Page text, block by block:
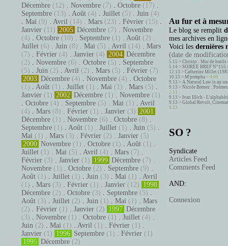
Décembre (12) . Novembre (7) . Octobre (17) .
Septembre (13) . Août (4) . Juillet (5) . Juin (4)
. Mai (9) . Avril (14) . Mars (23) . Février (15) .
Janvier (11) 2005 Décembre (7) . Novembre
(4) . Octobre (10) . Septembre (1) . Août (2) .
Juillet (6) . Juin (8) . Mai (5) . Avril (14) . Mars
(7) . Février (4) . Janvier (4) 2004 Décembre
(2) . Novembre (6) . Octobre (5) . Septembre
(5) . Juin (2) . Avril (2) . Mars (5) . Février (7)
2003 Décembre (4) . Novembre (4) . Octobre
(1) . Août (1) . Juillet (1) . Mai (1) . Mars (5) .
Janvier (1) 2002 Décembre (1) . Novembre (1)
. Octobre (4) . Septembre (5) . Mai (1) . Avril
(4) . Mars (8) . Février (1) . Janvier (3) 2001
Décembre (1) . Novembre (6) . Octobre (8) .
Septembre (1) . Août (1) . Juillet (1) . Juin (5) .
Mai (1) . Mars (3) . Février (2) . Janvier (5)
2000 Novembre (1) . Octobre (1) . Août (1) .
Juillet (1) . Mai (5) . Avril (4) . Mars (7) .
Février (3) . Janvier (1) 1999 Décembre (7) .
Novembre (1) . Octobre (2) . Septembre (9) .
Août (1) . Juillet (1) . Juin (3) . Mai (1) . Avril
(1) . Mars (3) . Février (1) . Janvier (12) 1998
Décembre (2) . Octobre (3) . Septembre (5) .
Août (3) . Juillet (2) . Juin (1) . Mai (1) . Mars
(2) . Février (1) . Janvier (2) 1997 Décembre
(3) . Novembre (1) . Octobre (1) . Juillet (4) .
Juin (2) . Mai (1) . Avril (1) . Février (1) .
Janvier (1) 1996 Septembre (1) . Février (1)
1995 Décembre (2)
Au fur et à
Le blog se remplit
mes archives en
Voici les dernières
(date de
5.15 > Christo : Mur de barils
5.14 > SOIRÉE BREF
12.13 > Catherine Millet
10.13 > M'pempba < 4.06
9.13 > A Natural Law is an
9.13 > Nicole Brenez :
2.11
9.13 > Ivan Illich -
9.13 > Global Revolt,
9.13
SO ?
Syndicate
Articles Feed
Comments Feed
AND:
Connexion